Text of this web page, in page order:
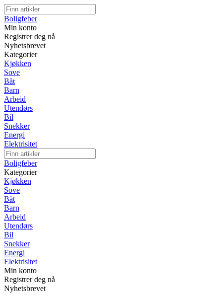
Boligfeber
Min konto
Registrer deg nå
Nyhetsbrevet
Kategorier
Kjøkken
Sove
Båt
Barn
Arbeid
Utendørs
Bil
Snekker
Energi
Elektrisitet
Boligfeber
Kategorier
Kjøkken
Sove
Båt
Barn
Arbeid
Utendørs
Bil
Snekker
Energi
Elektrisitet
Min konto
Registrer deg nå
Nyhetsbrevet